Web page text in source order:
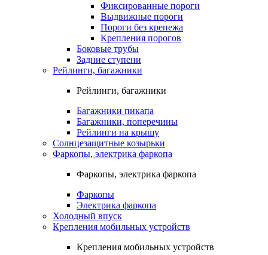
Фиксированные пороги
Выдвижные пороги
Пороги без крепежа
Крепления порогов
Боковые трубы
Задние ступени
Рейлинги, багажники
Рейлинги, багажники
Багажники пикапа
Багажники, поперечины
Рейлинги на крышу
Солнцезащитные козырьки
Фаркопы, электрика фаркопа
Фаркопы, электрика фаркопа
Фаркопы
Электрика фаркопа
Холодный впуск
Крепления мобильных устройств
Крепления мобильных устройств